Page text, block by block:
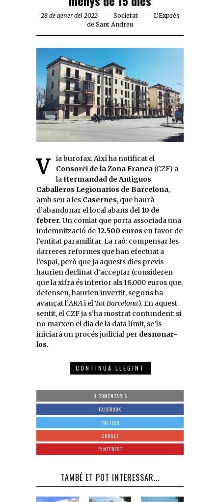
28 de gener del 2022 Societat
L'Exprés
de Sant Andreu
Via burofax. Així ha notificat el
Consorci de la Zona Franca (CZF) a
la Hermandad de Antiguos
Caballeros Legionarios de Barcelona,
amb seu a les Casernes, que haurà
d’abandonar el local abans del 10 de
febrer. Un comiat que porta associada una
indemnització de 12.500 euros en favor de
l’entitat paramilitar. La raó: compensar les
darreres reformes que han efectuat a
l’espai, però que ja aquests dies previs
haurien declinat d’acceptar (consideren
que la xifra és inferior als 18.000 euros que,
defensen, haurien invertit, segons ha
avançat l’ARAi el Tot Barcelona). En aquest
sentit, el CZF ja s’ha mostrat contundent: si
no marxen el dia de la data límit, se’ls
iniciarà un procés judicial per desnonar-
los.
CONTINUA LLEGINT
0 COMENTARIS
FACEBOOK
TWITTER
GOOGLE
PINTEREST
TAMBÉ ET POT INTERESSAR...